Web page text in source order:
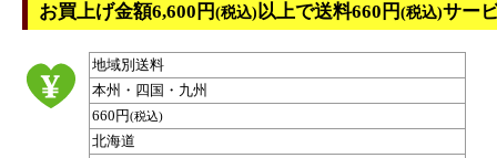
お買上げ金額6,600円(税込)以上で送料660円(税込)サー
地域別送料
本州・四国・九州
660円(税込)
北海道